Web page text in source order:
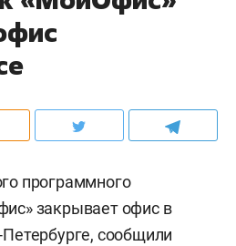
программного
закрывает офис в
сообщили